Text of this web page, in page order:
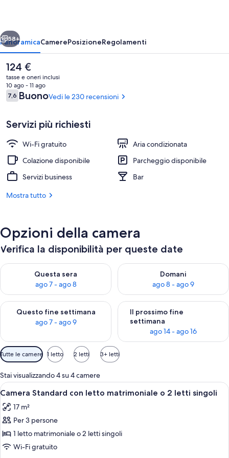
Terrazza/patio
Avanti
58+
PanoramicaCamerePosizioneRegolamenti
Il
prezzo
attuale
è
124 €
124 €
tasse e oneri inclusi
10 ago - 11 ago
Recensioni
7,67,6 su 10
BuonoVedi le 230 recensioni
Servizi più richiesti
Wi-Fi gratuito
Aria condizionata
Colazione disponibile
Parcheggio disponibile
Servizi business
Bar
Mostra tutto
Opzioni della camera
Verifica la disponibilità per queste date
Questa sera
ago 7 - ago 8
Verifica la disponibilità per questa sera, ago 7 - ago 8
Domani
ago 8 - ago 9
Verifica la disponibilità per
Questo fine settimana
ago 7 - ago 9
Verifica la disponibilità per questo fine settimana, ago 7 - ago
Il prossimo fine
settimana
ago 14 - ago 16
Verifica la disponibilità per il
Filtri
disponibili
per
le
camere
Tutte le camere 1 letto 2 letti 3+ letti
Stai visualizzando 4 su 4 camere
Apri
tutte
le
foto
per
Camera
Una camera d'albergo con un letto,
17
Camera Standard con letto matrimoniale o 2 letti singoli
17 m²
Per 3 persone
1 letto matrimoniale o 2 letti singoli
Wi-Fi gratuito